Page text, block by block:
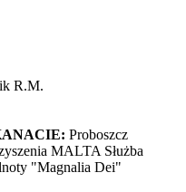
R.M.
Proboszcz
MALTA Służba
"Magnalia Dei"